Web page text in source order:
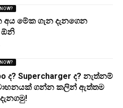
අය මේක ගැන දැනගෙන
ඕනි
ද? Supercharger ද? නැත්නම්
වාහනයක් ගන්න කලින් ඇත්තම